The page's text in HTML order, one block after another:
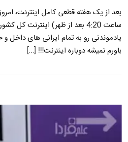
ساعت 4:20 بعد از ظهر) اینترنت
یادموندنی رو به تمام ایرانی های داخل
باورم نمیشه دوباره اینترنت!!! […]